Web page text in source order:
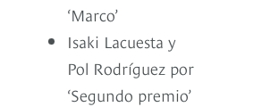
‘Marco’
Isaki Lacuesta y
Pol Rodríguez por
‘Segundo premio’